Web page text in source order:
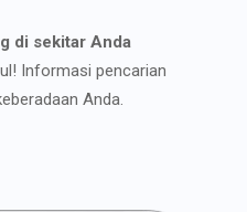
di sekitar Anda
Informasi pencarian
Anda.